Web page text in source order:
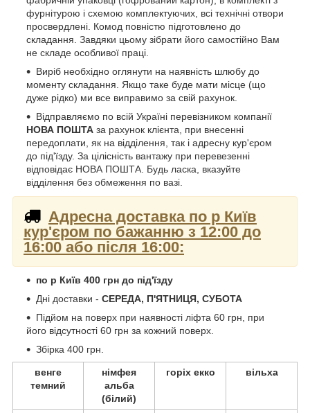
фурнітурою і схемою комплектуючих, всі технічні отвори
просвердлені. Комод повністю підготовлено до
складання. Завдяки цьому зібрати його самостійно Вам
не складе особливої праці.
Виріб необхідно оглянути на наявність шлюбу до
моменту складання. Якщо таке буде мати місце (що
дуже рідко) ми все виправимо за свій рахунок.
Відправляємо по всій Україні перевізником компанії
НОВА ПОШТА за рахунок клієнта, при внесенні
передоплати, як на відділення, так і адресну кур'єром
до під'їзду. За цілісність вантажу при перевезенні
відповідає НОВА ПОШТА. Будь ласка, вказуйте
відділення без обмеження по вазі.
Адресна доставка по р Київ
кур'єром по бажанню з 12:00 до
16:00 або після 16:00:
по р Київ 400 грн до під'їзду
Дні доставки - СЕРЕДА, П'ЯТНИЦЯ, СУБОТА
Підйом на поверх при наявності ліфта 60 грн, при
його відсутності 60 грн за кожний поверх.
Збірка 400 грн.
венге
темний
німфея
альба
(білий)
горіх екко вільха